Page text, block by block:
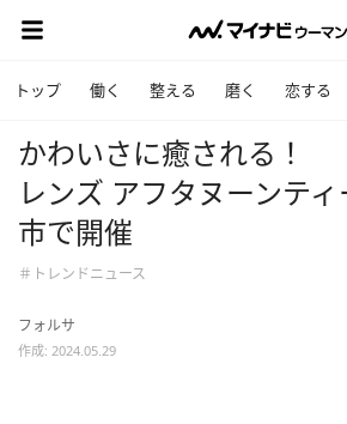
トップ 働く 整える 磨く 恋する
かわいさに癒される！
レンズ アフタヌーンテ
市で開催
＃トレンドニュース
フォルサ
作成: 2024.05.29